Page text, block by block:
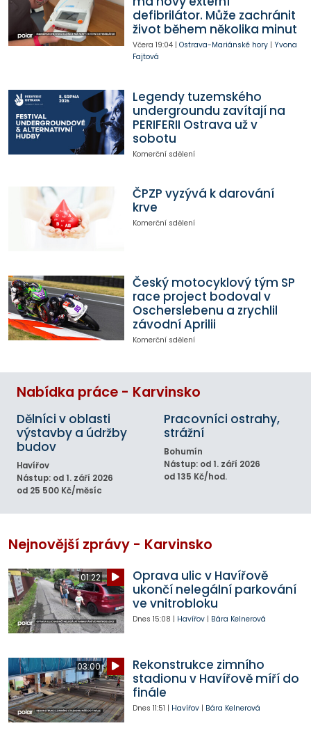
defibrilátor. Může zachránit
život během několika minut
Včera 19:04| Ostrava-Mariánské hory| Yvona
Fajtová
Legendy tuzemského
undergroundu zavítají na
PERIFERII Ostrava už v
sobotu
Komerční sdělení
ČPZP vyzývá k darování
krve
Komerční sdělení
Český motocyklový tým SP
race project bodoval v
Oscherslebenu a zrychlil
závodní Aprilii
Komerční sdělení
Nabídka práce - Karvinsko
Dělníci v oblasti
výstavby a údržby
budov
Havířov
Nástup: od 1. září 2026
od 25 500 Kč/měsíc
Pracovníci ostrahy,
strážní
Bohumín
Nástup: od 1. září 2026
od 135 Kč/hod.
Nejnovější zprávy - Karvinsko
01:22
Oprava ulic v Havířově
ukončí nelegální parkování
ve vnitrobloku
Dnes 15:08 | Havířov| Bára Kelnerová
03:00
Rekonstrukce zimního
stadionu v Havířově míří do
finále
Dnes 11:51 | Havířov| Bára Kelnerová